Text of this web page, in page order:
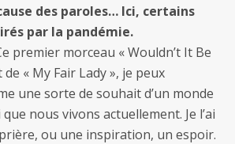
des paroles… Ici, certains
par la pandémie.
premier morceau « Wouldn’t It Be
« My Fair Lady », je peux
une sorte de souhait d’un monde
nous vivons actuellement. Je l’ai
ou une inspiration, un espoir.